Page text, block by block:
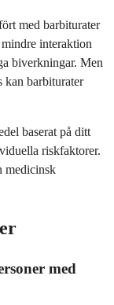
med barbiturater
interaktion
biverkningar. Men
kan barbiturater
baserat på ditt
riskfaktorer.
medicinsk
med